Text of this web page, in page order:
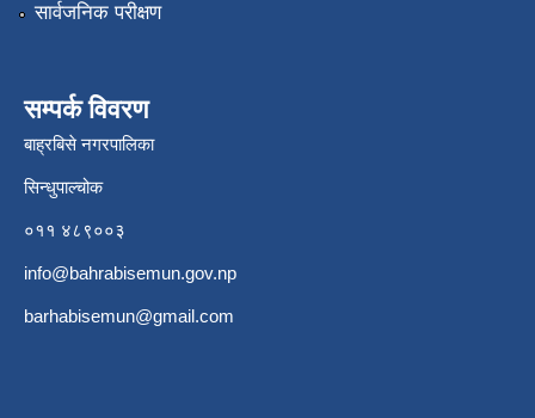
सार्वजनिक परीक्षण
सम्पर्क विवरण
बाह्रबिसे नगरपालिका
सिन्धुपाल्चोक
०११ ४८९००३
info@bahrabisemun.gov.np
barhabisemun@gmail.com